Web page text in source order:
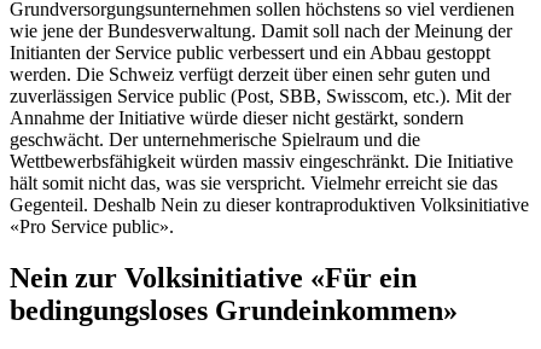
Grundversorgungsunternehmen sollen höchstens so viel verdienen
wie jene der Bundesverwaltung. Damit soll nach der Meinung der
Initianten der Service public verbessert und ein Abbau gestoppt
werden. Die Schweiz verfügt derzeit über einen sehr guten und
zuverlässigen Service public (Post, SBB, Swisscom, etc.). Mit der
Annahme der Initiative würde dieser nicht gestärkt, sondern
geschwächt. Der unternehmerische Spielraum und die
Wettbewerbsfähigkeit würden massiv eingeschränkt. Die Initiative
hält somit nicht das, was sie verspricht. Vielmehr erreicht sie das
Gegenteil. Deshalb Nein zu dieser kontraproduktiven Volksinitiative
«Pro Service public».
Nein zur Volksinitiative «Für ein
bedingungsloses Grundeinkommen»